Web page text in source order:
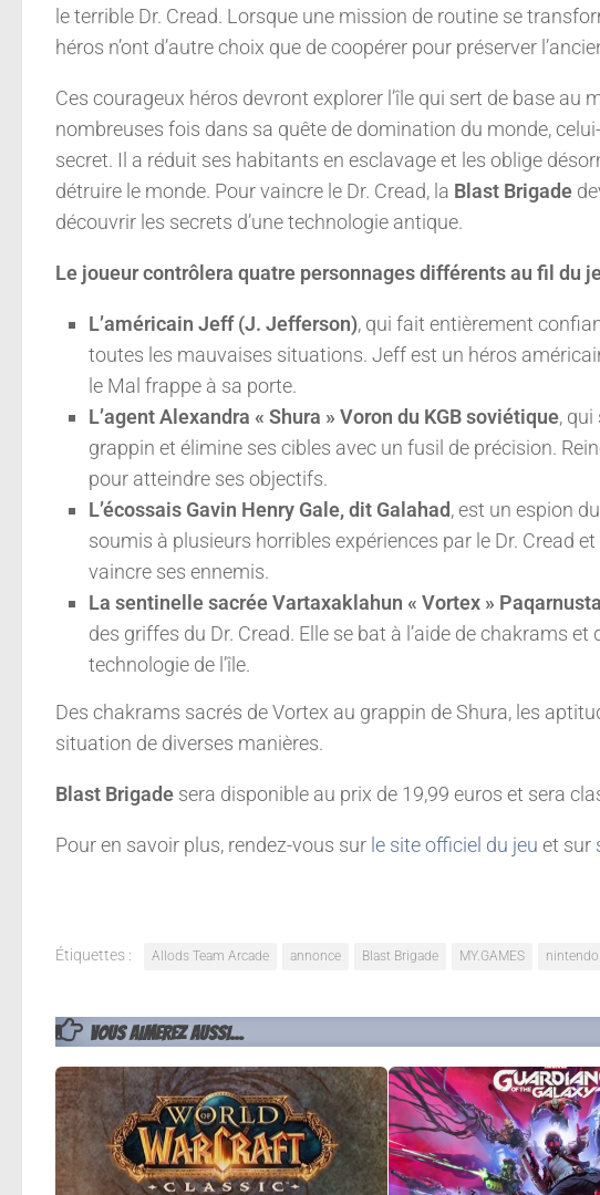
le terrible Dr. Cread. Lorsque une mission de routine se
héros n’ont d’autre choix que de coopérer pour préserver
Ces courageux héros devront explorer l’île qui sert de base au
nombreuses fois dans sa quête de domination du monde,
secret. Il a réduit ses habitants en esclavage et les oblige
détruire le monde. Pour vaincre le Dr. Cread, la Blast Brigade
découvrir les secrets d’une technologie antique.
Le joueur contrôlera quatre personnages différents au fil du
L’américain Jeff (J. Jefferson), qui fait entièrement
toutes les mauvaises situations. Jeff est un héros
le Mal frappe à sa porte.
L’agent Alexandra « Shura » Voron du KGB soviétique, qui
grappin et élimine ses cibles avec un fusil de précision.
pour atteindre ses objectifs.
L’écossais Gavin Henry Gale, dit Galahad, est un espion
soumis à plusieurs horribles expériences par le Dr. Cread
vaincre ses ennemis.
La sentinelle sacrée Vartaxaklahun « Vortex » Paqarnusta
des griffes du Dr. Cread. Elle se bat à l’aide de chakrams
technologie de l’île.
Des chakrams sacrés de Vortex au grappin de Shura, les
situation de diverses manières.
Blast Brigade sera disponible au prix de 19,99 euros et sera
Pour en savoir plus, rendez-vous sur le site officiel du jeu et sur
Étiquettes : Allods Team Arcade annonce Blast Brigade MY.GAMES
VOUS AIMEREZ AUSSI...